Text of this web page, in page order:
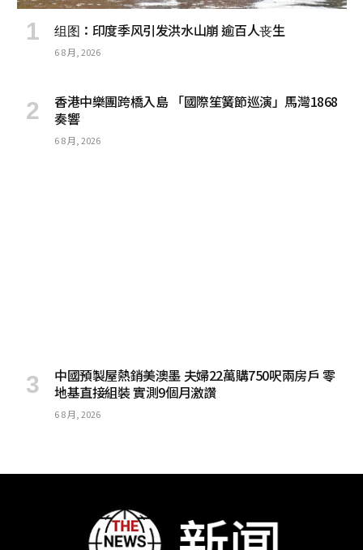
组图：印度季风引发洪水山崩 逾百人丧生
6 8 月, 2026
香港中樂團跨橋入島 「國際笙簧節巡演」馬灣1868
奏響
6 8 月, 2026
中國預製屋熱銷美澳墨 夫婦22萬購750呎兩房戶 零
地基直接組裝 實測9個月激讚
6 8 月, 2026